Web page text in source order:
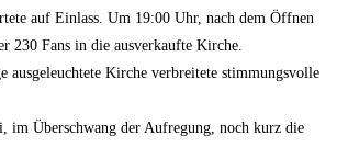
auf Einlass. Um 19:00 Uhr, nach dem Öffnen
230 Fans in die ausverkaufte Kirche.
ausgeleuchtete Kirche verbreitete stimmungsvolle
im Überschwang der Aufregung, noch kurz die